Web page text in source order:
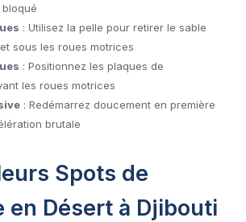
: Utilisez la pelle pour retirer le sable
sous les roues motrices
: Positionnez les plaques de
les roues motrices
: Redémarrez doucement en première
brutale
Spots de
en Désert à Djibouti